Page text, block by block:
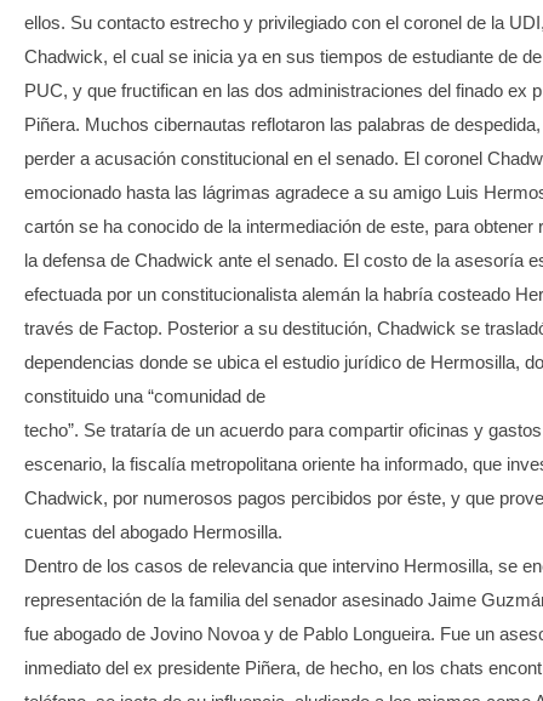
ellos. Su contacto estrecho y privilegiado con el coronel de la
Chadwick, el cual se inicia ya en sus tiempos de estudiante de
PUC, y que fructifican en las dos administraciones del finado ex
Piñera. Muchos cibernautas reflotaron las palabras de
perder a acusación constitucional en el senado. El coronel
emocionado hasta las lágrimas agradece a su amigo Luis
cartón se ha conocido de la intermediación de este, para obtener
la defensa de Chadwick ante el senado. El costo de la asesoría
efectuada por un constitucionalista alemán la habría costeado
través de Factop. Posterior a su destitución, Chadwick se
dependencias donde se ubica el estudio jurídico de Hermosilla,
constituido una “comunidad de
techo”. Se trataría de un acuerdo para compartir oficinas y
escenario, la fiscalía metropolitana oriente ha informado, que
Chadwick, por numerosos pagos percibidos por éste, y que
cuentas del abogado Hermosilla.
Dentro de los casos de relevancia que intervino Hermosilla, se
representación de la familia del senador asesinado Jaime
fue abogado de Jovino Novoa y de Pablo Longueira. Fue un
inmediato del ex presidente Piñera, de hecho, en los chats